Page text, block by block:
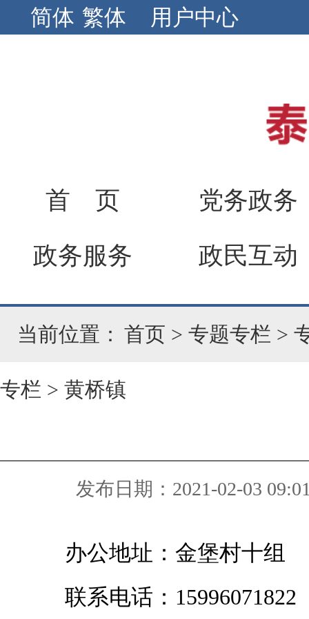
简体 繁体 用户中心
首 页
党务政务
政务服务
政民互动
当前位置： 首页 > 专题专栏 >
专栏 > 黄桥镇
发布日期：2021-02-03
办公地址：金堡村十组
联系电话： 15996071822